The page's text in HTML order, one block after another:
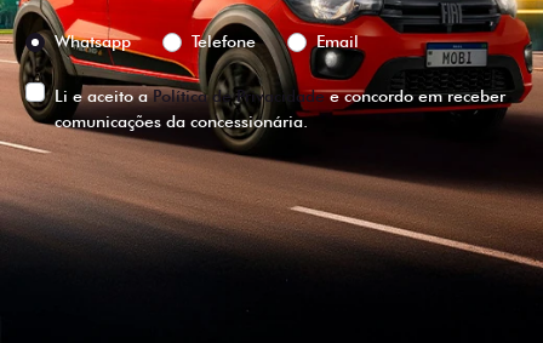
Preferência de contato:
Whatsapp
Telefone Email
Li e aceito aPolítica de Privacidadee concordo em receber
comunicações da concessionária.
ENTRAR EM CONTATO